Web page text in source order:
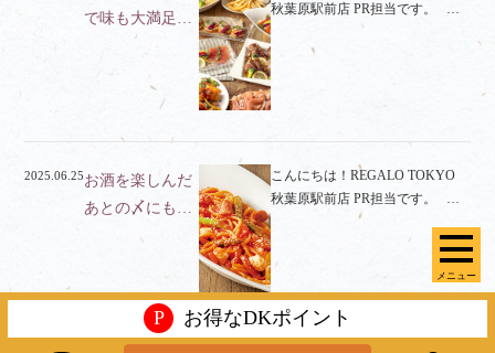
メニュー
で味も大満足…
秋葉原駅前店 PR担当です。 …
2025.06.25お酒を楽しんだ
あとの〆にも…
こんにちは！REGALO TOKYO
秋葉原駅前店 PR担当です。 …
P お得なDKポイント